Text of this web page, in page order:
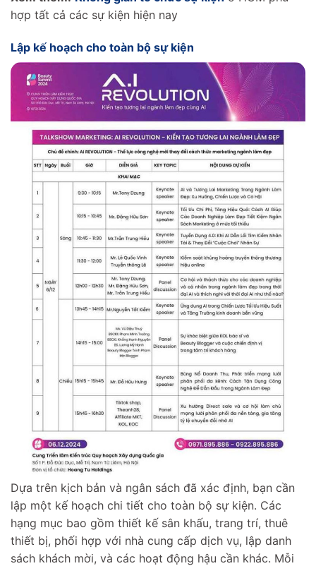
hợp tất cả các sự kiện hiện nay
Lập kế hoạch cho toàn bộ sự kiện
Dựa trên kịch bản và ngân sách đã xác định, bạn cần
lập một kế hoạch chi tiết cho toàn bộ sự kiện. Các
hạng mục bao gồm thiết kế sân khấu, trang trí, thuê
thiết bị, phối hợp với nhà cung cấp dịch vụ, lập danh
sách khách mời, và các hoạt động hậu cần khác. Mỗi